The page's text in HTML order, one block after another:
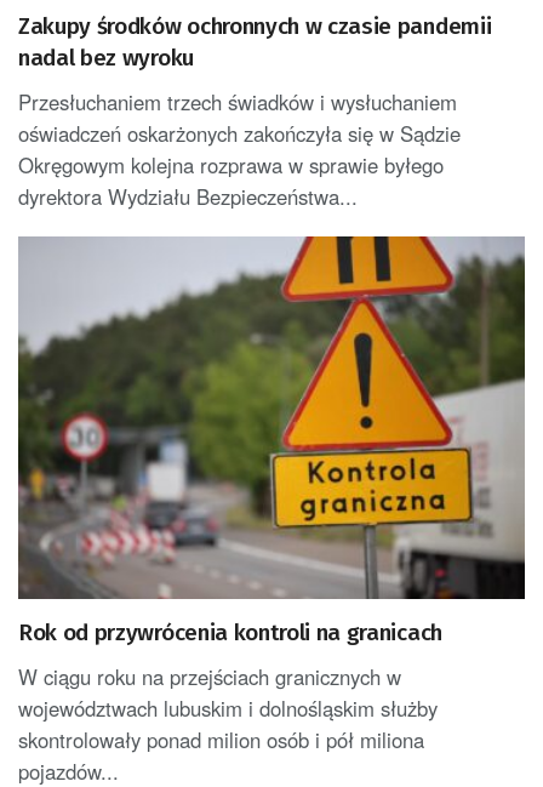
Zakupy środków ochronnych w czasie pandemii
nadal bez wyroku
Przesłuchaniem trzech świadków i wysłuchaniem
oświadczeń oskarżonych zakończyła się w Sądzie
Okręgowym kolejna rozprawa w sprawie byłego
dyrektora Wydziału Bezpieczeństwa...
Rok od przywrócenia kontroli na granicach
W ciągu roku na przejściach granicznych w
województwach lubuskim i dolnośląskim służby
skontrolowały ponad milion osób i pół miliona
pojazdów...